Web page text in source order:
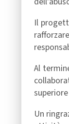
Il
Al
Un